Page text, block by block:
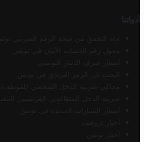
أدواتنا
أداة التحقق من صحة الرقم الضريبي
محول رقم الحساب الآيبان في تونس
أسعار صرف الدينار التونسي
البحث عن الرمز البريدي في تونس
محاكي ضريبة الدخل الشخصي للموظف/
ضريبة الدخل للمتقاعدين الفرنسيين
أسعار السيارات الجديدة في تونس
أخبار تروفيت
أخبار تونس